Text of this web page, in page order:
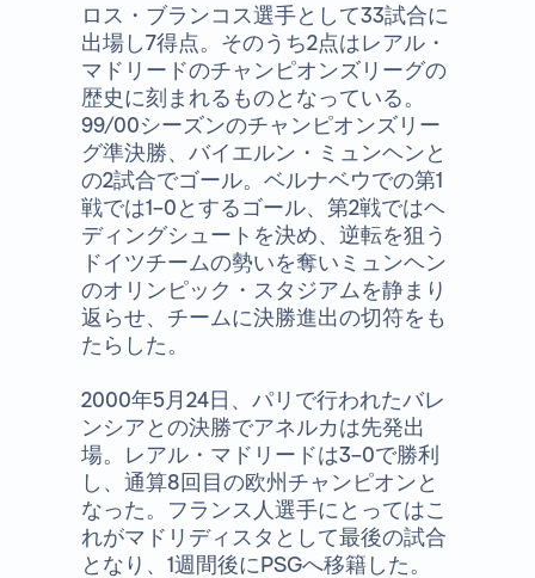
ロス・ブランコス選手として33試合に
出場し7得点。そのうち2点はレアル・
マドリードのチャンピオンズリーグの
歴史に刻まれるものとなっている。
99/00シーズンのチャンピオンズリー
グ準決勝、バイエルン・ミュンヘンと
の2試合でゴール。ベルナベウでの第1
戦では1−0とするゴール、第2戦ではヘ
ディングシュートを決め、逆転を狙う
ドイツチームの勢いを奪いミュンヘン
のオリンピック・スタジアムを静まり
返らせ、チームに決勝進出の切符をも
たらした。
2000年5月24日、パリで行われたバレ
ンシアとの決勝でアネルカは先発出
場。レアル・マドリードは3−0で勝利
し、通算8回目の欧州チャンピオンと
なった。フランス人選手にとってはこ
れがマドリディスタとして最後の試合
となり、1週間後にPSGへ移籍した。